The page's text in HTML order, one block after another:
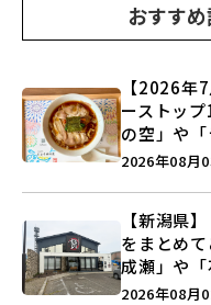
おすす
【2026年
ーストッ
の空」や
注目記事
2026年08月
【新潟県
をまとめ
成瀬」や
営業に幕…
2026年08月